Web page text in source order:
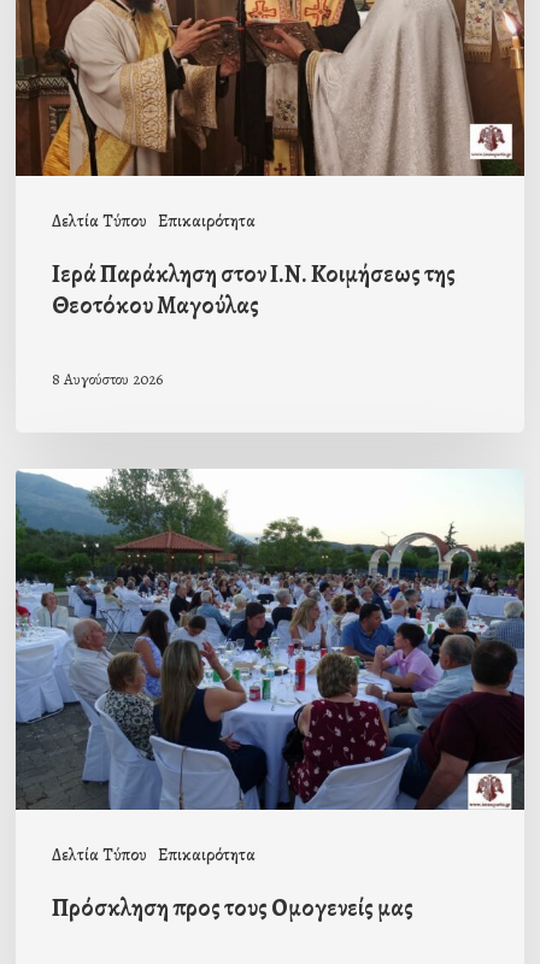
Δελτία Τύπου Επικαιρότητα
Κοιμήσεως
της
Θεοτόκου
Μαγούλας
Ιερά Παράκληση στον Ι.Ν. Κοιμήσεως της
Θεοτόκου Μαγούλας
8 Αυγούστου 2026
Δελτία Τύπου Επικαιρότητα
Πρόσκληση
προς
τους
Ομογενείς
μας
Πρόσκληση προς τους Ομογενείς μας